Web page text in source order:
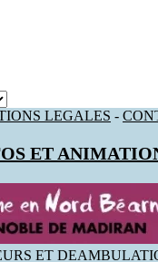
LEGALES -
ET
ET